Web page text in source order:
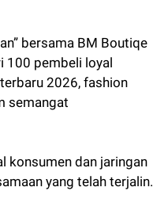
bersama BM Boutiqe
100 pembeli loyal
2026, fashion
semangat
konsumen dan jaringan
yang telah terjalin.